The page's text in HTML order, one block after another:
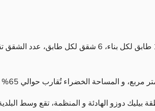
دوزو الهادئة و المنظمة، تقع وسط